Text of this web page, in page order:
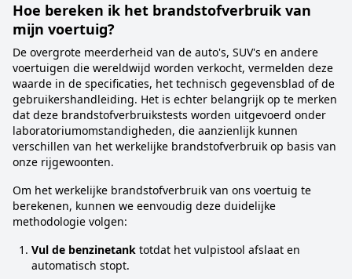
Hoe bereken ik het brandstofverbruik van
mijn voertuig?
De overgrote meerderheid van de auto's, SUV's en andere
voertuigen die wereldwijd worden verkocht, vermelden deze
waarde in de specificaties, het technisch gegevensblad of de
gebruikershandleiding. Het is echter belangrijk op te merken
dat deze brandstofverbruikstests worden uitgevoerd onder
laboratoriumomstandigheden, die aanzienlijk kunnen
verschillen van het werkelijke brandstofverbruik op basis van
onze rijgewoonten.
Om het werkelijke brandstofverbruik van ons voertuig te
berekenen, kunnen we eenvoudig deze duidelijke
methodologie volgen:
Vul de benzinetank totdat het vulpistool afslaat en
automatisch stopt.